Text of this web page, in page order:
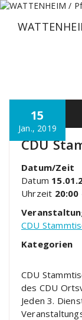
Zum
springen
15
Jan., 2019
CDU
Datum/Zeit
Datum
Uhrzeit 20:00
CDU
Kategorien
CDU
des CDU
Jeden 3.